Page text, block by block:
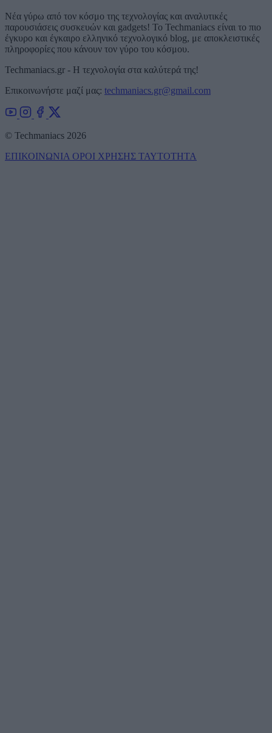
Νέα γύρω από τον κόσμο της τεχνολογίας και αναλυτικές
παρουσιάσεις συσκευών και gadgets! Το Techmaniacs είναι το πιο
έγκυρο και έγκαιρο ελληνικό τεχνολογικό blog, με αποκλειστικές
πληροφορίες που κάνουν τον γύρο του κόσμου.
Techmaniacs.gr - Η τεχνολογία στα καλύτερά της!
Επικοινωνήστε μαζί μας: techmaniacs.gr@gmail.com
© Techmaniacs 2026
ΕΠΙΚΟΙΝΩΝΙΑ ΟΡΟΙ ΧΡΗΣΗΣ ΤΑΥΤΟΤΗΤΑ